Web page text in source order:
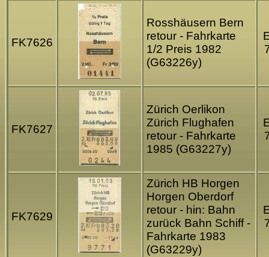
FK7626
Rosshäusern Bern
retour - Fahrkarte
1/2 Preis 1982
(G63226y)
FK7627
Zürich Oerlikon
Zürich Flughafen
retour - Fahrkarte
1985 (G63227y)
FK7629
Zürich HB Horgen
Horgen Oberdorf
retour - hin: Bahn
zurück Bahn Schiff -
Fahrkarte 1983
(G63229y)